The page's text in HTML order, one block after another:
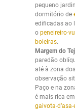
pequeno
dormitório de
edificadas ao
o peneireiro-
boieiras.
Margem do
paredão
até à zona
observação
Paço e na
é mais rica
gaivota-